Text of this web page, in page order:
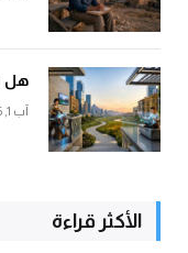
هل
آب 1, 2026
الأكثر قراءة